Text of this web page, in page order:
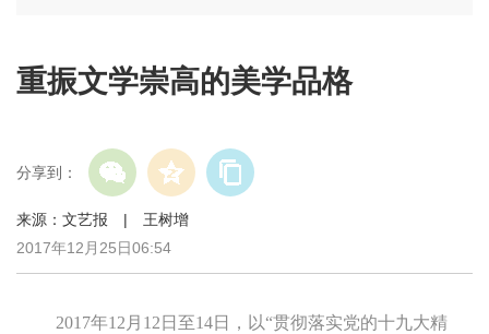
重振文学崇高的美学品格
分享到：
来源：文艺报 | 王树增
2017年12月25日06:54
2017年12月12日至14日，以“贯彻落实党的十九大精